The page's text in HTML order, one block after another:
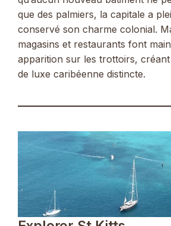
que des palmiers, la capitale a
conservé son charme colonial.
magasins et restaurants font
apparition sur les trottoirs,
de luxe caribéenne distincte.